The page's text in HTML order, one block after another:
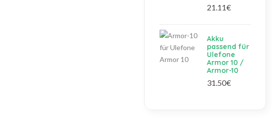
21.11€
Akku
passend für
Ulefone
Armor 10 /
Armor-10
31.50€